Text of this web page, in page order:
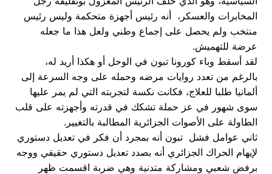
المخابرات والعسكر، أنه رئيس أجهزة متحكمة وليس رئيس
منتخب ولم يحصل على إجماع وطني ولعل هذا ما جعله
عرضة للتهميش.
لقد أسقط وباء كورونا تبون في الوحل أو هكذا أريد له،
بالرغم من تعدد روايات مرضه وحمله على وجه السرعة إلى
ألمانيا طلبا للعلاج، فكانت نكسة لتجربته التي لم يمر عليها
سوى شهور في عز حملة تشكك في قدرته وأجهزته على قلب
الطاولة على الأصوات الجزائرية المطالبة بالتغيير.
ثاني عوامل فشل تبون أنه بمجرد أن فكر في تعديل دستوري
لإيهام الحراك الجزائري أنه بصدد تعديل دستوري حقيقي ووجه
برفض شعبي ومشاركة متدنية وهي ضربة اقسمت ظهر